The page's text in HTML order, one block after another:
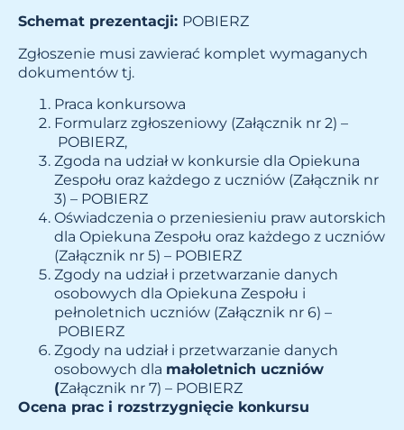
Schemat prezentacji: POBIERZ
Zgłoszenie musi zawierać komplet wymaganych
dokumentów tj.
Praca konkursowa
Formularz zgłoszeniowy (Załącznik nr 2) –
POBIERZ,
Zgoda na udział w konkursie dla Opiekuna
Zespołu oraz każdego z uczniów (Załącznik nr
3) – POBIERZ
Oświadczenia o przeniesieniu praw autorskich
dla Opiekuna Zespołu oraz każdego z uczniów
(Załącznik nr 5) – POBIERZ
Zgody na udział i przetwarzanie danych
osobowych dla Opiekuna Zespołu i
pełnoletnich uczniów (Załącznik nr 6) –
POBIERZ
Zgody na udział i przetwarzanie danych
osobowych dla małoletnich uczniów
(Załącznik nr 7) – POBIERZ
Ocena prac i rozstrzygnięcie konkursu